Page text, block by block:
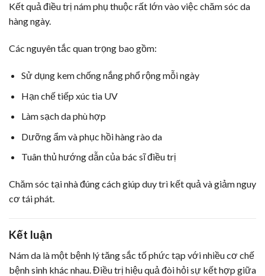
Kết quả điều trị nám phụ thuộc rất lớn vào việc chăm sóc da
hàng ngày.
Các nguyên tắc quan trọng bao gồm:
Sử dụng kem chống nắng phổ rộng mỗi ngày
Hạn chế tiếp xúc tia UV
Làm sạch da phù hợp
Dưỡng ẩm và phục hồi hàng rào da
Tuân thủ hướng dẫn của bác sĩ điều trị
Chăm sóc tại nhà đúng cách giúp duy trì kết quả và giảm nguy
cơ tái phát.
Kết luận
Nám da là một bệnh lý tăng sắc tố phức tạp với nhiều cơ chế
bệnh sinh khác nhau. Điều trị hiệu quả đòi hỏi sự kết hợp giữa